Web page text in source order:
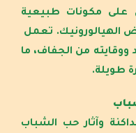
مكونات طبيعية
الهيالورونيك. تعمل
ووقايته من الجفاف، ما
طويلة.
وآثار حب الشباب